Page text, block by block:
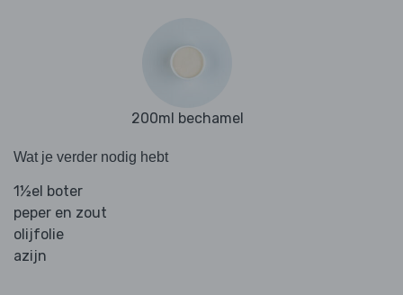
200ml bechamel
Wat je verder nodig hebt
1½el boter
peper en zout
olijfolie
azijn